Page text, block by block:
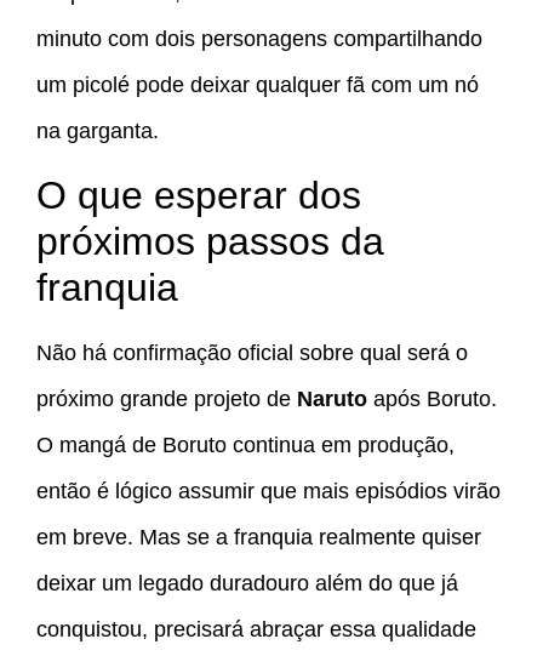
minuto com dois personagens compartilhando
um picolé pode deixar qualquer fã com um nó
na garganta.
O que esperar dos
próximos passos da
franquia
Não há confirmação oficial sobre qual será o
próximo grande projeto de Naruto após Boruto.
O mangá de Boruto continua em produção,
então é lógico assumir que mais episódios virão
em breve. Mas se a franquia realmente quiser
deixar um legado duradouro além do que já
conquistou, precisará abraçar essa qualidade